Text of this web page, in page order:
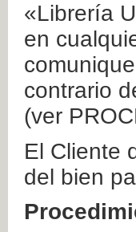
«Librería
en
contrario
(ver
El Cliente
del bien